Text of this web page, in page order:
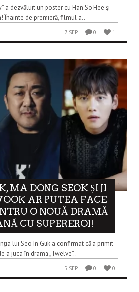
a dezvăluit un poster cu Han So Hee și
Înainte de premieră, filmul a..
7 SEP 0 1
MA DONG SEOK ȘI JI
AR PUTEA FACE
O NOUĂ DRAMĂ
CU SUPEREROI!
lui Seo In Guk a confirmat că a primit
a juca în drama „Twelve”..
5 SEP 0 0